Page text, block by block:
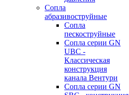
Сопла
абразивоструйные
Сопла
пескоструйные
Сопла серии GN
UBC -
Классическая
конструкция
канала Вентури
Сопла серии GN